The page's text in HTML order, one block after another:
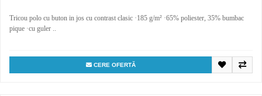
Tricou polo cu buton in jos cu contrast clasic ·185 g/m² ·65% poliester, 35% bumbac
pique ·cu guler ..
CERE OFERTĂ